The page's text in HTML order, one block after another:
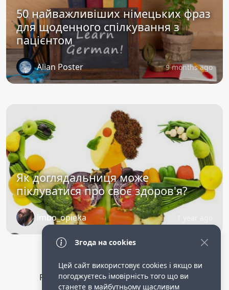
50 найважливіших німецьких фраз
для щоденного спілкування з
пацієнтом
Alian Poster 9 months ago
Як доглядальниця може
піклуватися про своє здоров'я?
imbo_opieka
Privacy Policy public terms of service
Згода на cookies
Цей сайт використовує cookies і якщо ви
погоджуєтесь імовірність того що ви
станете в майбутньому щасливим